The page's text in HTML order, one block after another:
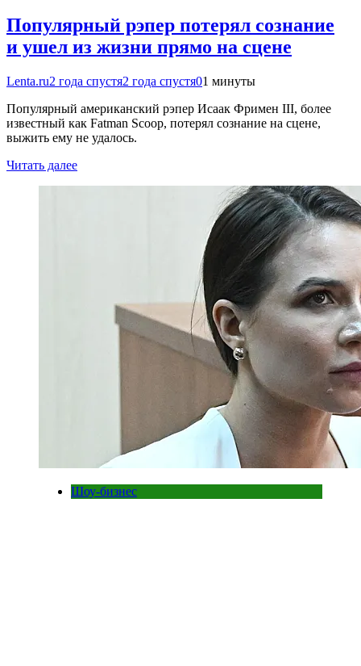
Популярный рэпер потерял сознание
и ушел из жизни прямо на сцене
Lenta.ru2 года спустя2 года спустя01 минуты
Популярный американский рэпер Исаак Фримен III, более
известный как Fatman Scoop, потерял сознание на сцене,
выжить ему не удалось.
Читать далее
Шоу-бизнес